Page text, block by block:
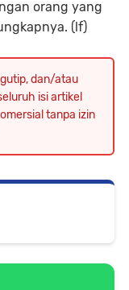
orang yang
(lf)
dan/atau
isi artikel
tanpa izin